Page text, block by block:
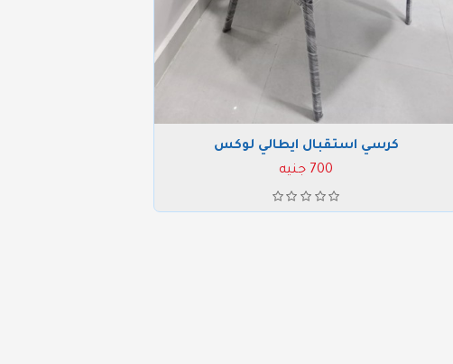
كرسي استقبال ايطالي لوكس
700 جنيه